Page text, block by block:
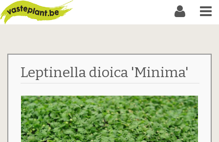
Leptinella dioica 'Minima'